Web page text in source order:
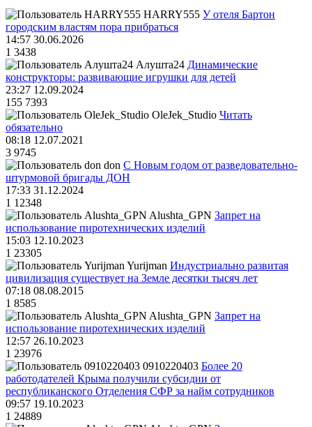
HARRY555 У отеля Бартон
городским властям пора прибраться
14:57 30.06.2026
1 3438
Алушта24 Динамические
конструкторы: развивающие игрушки для детей
23:27 12.09.2024
155 7393
OleJek_Studio Читать
обязательно
08:18 12.07.2021
3 9745
don С Новым годом от разведовательно-
штурмовой бригады ДОН
17:33 31.12.2024
1 12348
Alushta_GPN Запрет на
использование пиротехнических изделий
15:03 12.10.2023
1 23305
Yurijman Индустриально развитая
цивилизация существует на Земле десятки тысяч лет
07:18 08.08.2015
1 8585
Alushta_GPN Запрет на
использование пиротехнических изделий
12:57 26.10.2023
1 23976
0910220403 Более 20
работодателей Крыма получили субсидии от
республиканского Отделения СФР за найм сотрудников
09:57 19.10.2023
1 24889